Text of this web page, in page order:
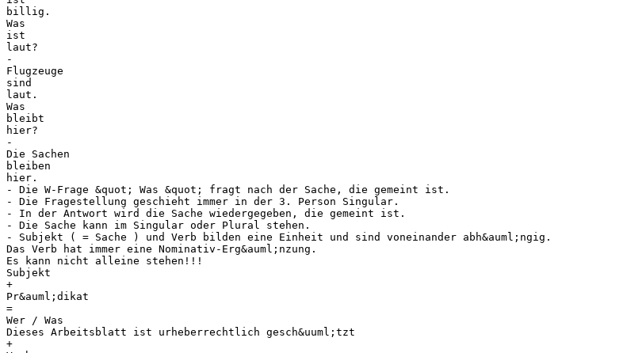
billig.
Was
ist
laut?
-
Flugzeuge
sind
laut.
Was
bleibt
hier?
-
Die Sachen
bleiben
hier.
- Die W-Frage &quot; Was &quot; fragt nach der Sache, die gemeint ist.
- Die Fragestellung geschieht immer in der 3. Person Singular.
- In der Antwort wird die Sache wiedergegeben, die gemeint ist.
- Die Sache kann im Singular oder Plural stehen.
- Subjekt ( = Sache ) und Verb bilden eine Einheit und sind voneinander abh&auml;ngig.
Das Verb hat immer eine Nominativ-Erg&auml;nzung.
Es kann nicht alleine stehen!!!
Subjekt
+
Pr&auml;dikat
=
Wer / Was
Dieses Arbeitsblatt ist urheberrechtlich gesch&uuml;tzt
+